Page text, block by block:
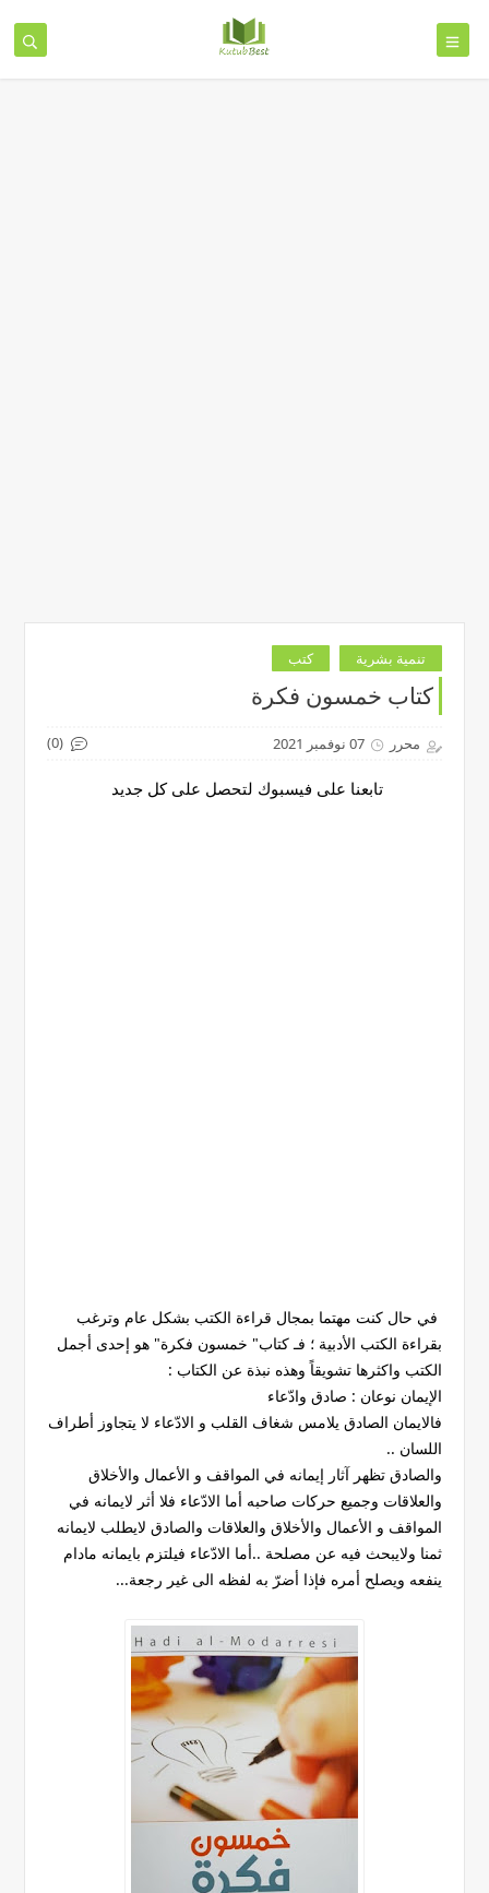
تنمية بشرية كتب
كتاب خمسون فكرة
محرر 07 نوفمبر 2021 (0)
تابعنا على فيسبوك لتحصل على كل جديد
في حال كنت مهتما بمجال قراءة الكتب بشكل عام وترغب
بقراءة الكتب الأدبية ؛ فـ كتاب" خمسون فكرة" هو إحدى أجمل
الكتب واكثرها تشويقاً وهذه نبذة عن الكتاب :
الإيمان نوعان : صادق وادّعاء
فالايمان الصادق يلامس شغاف القلب و الادّعاء لا يتجاوز أطراف
اللسان ..
والصادق تظهر آثار إيمانه في المواقف و الأعمال والأخلاق
والعلاقات وجميع حركات صاحبه أما الادّعاء فلا أثر لايمانه في
المواقف و الأعمال والأخلاق والعلاقات والصادق لايطلب لايمانه
ثمنا ولايبحث فيه عن مصلحة ..أما الادّعاء فيلتزم بايمانه مادام
ينفعه ويصلح أمره فإذا أضرّ به لفظه الى غير رجعة...